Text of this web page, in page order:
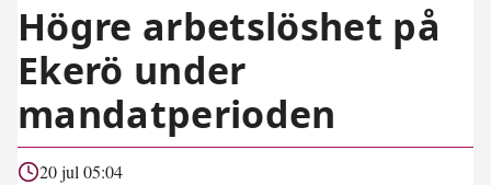
Högre arbetslöshet på
Ekerö under
mandatperioden
20 jul 05:04